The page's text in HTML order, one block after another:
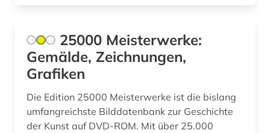
bildthema (1)
bildung (2)
bildungsarbeit (1)
25000 Meisterwerke:
Gemälde, Zeichnungen,
Grafiken
Die Edition 25000 Meisterwerke ist die bislang
umfangreichste Bilddatenbank zur Geschichte
der Kunst auf DVD-ROM. Mit über 25.000